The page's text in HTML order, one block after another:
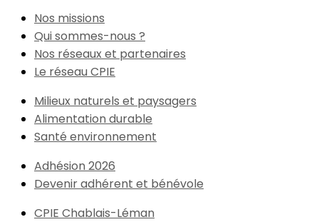
Nos missions
Qui sommes-nous ?
Nos réseaux et partenaires
Le réseau CPIE
Milieux naturels et paysagers
Alimentation durable
Santé environnement
Adhésion 2026
Devenir adhérent et bénévole
CPIE Chablais-Léman